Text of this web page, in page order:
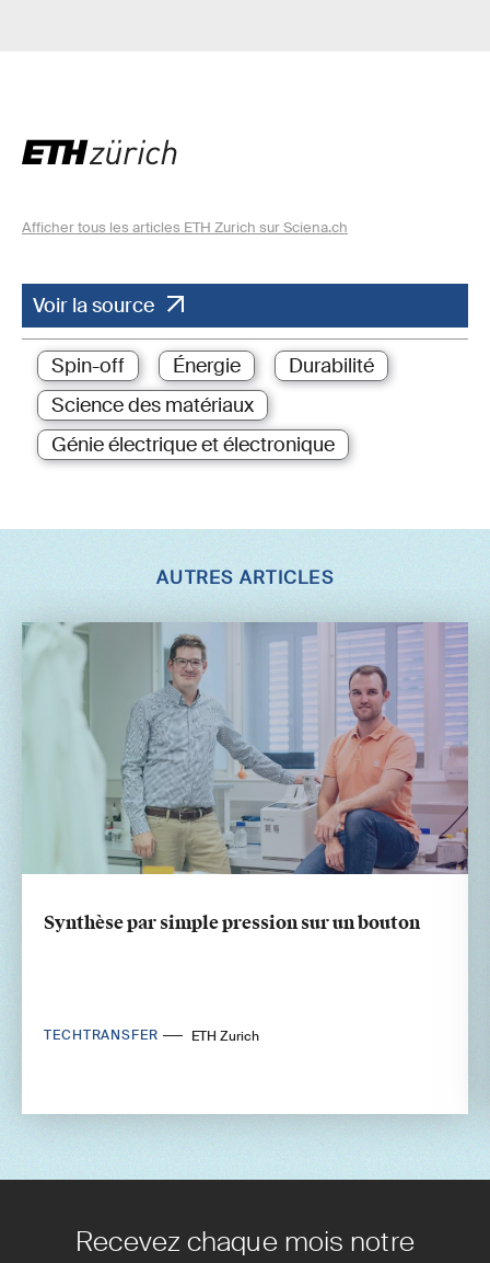
Afficher tous les articles ETH Zurich sur Sciena.ch
Voir la source
Spin-off Énergie
Durabilité
Science des matériaux
Génie électrique et électronique
AUTRES ARTICLES
Synthèse par simple pression sur un bouton
TECHTRANSFER ETH Zurich
Recevez chaque mois notre